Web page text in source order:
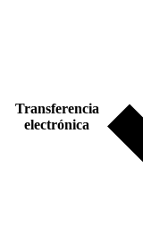
Transferencia
electrónica